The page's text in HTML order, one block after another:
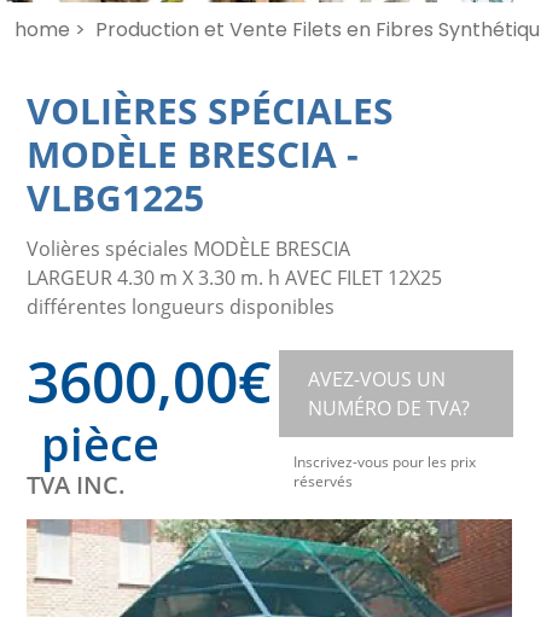
home > Production et Vente Filets en Fibres
VOLIÈRES SPÉCIALES
MODÈLE BRESCIA -
VLBG1225
Volières spéciales MODÈLE BRESCIA
LARGEUR 4.30 m X 3.30 m. h AVEC FILET 12X25
différentes longueurs disponibles
3600,00€
pièce
TVA INC.
AVEZ-VOUS UN
NUMÉRO DE TVA?
Inscrivez-vous pour les prix
réservés